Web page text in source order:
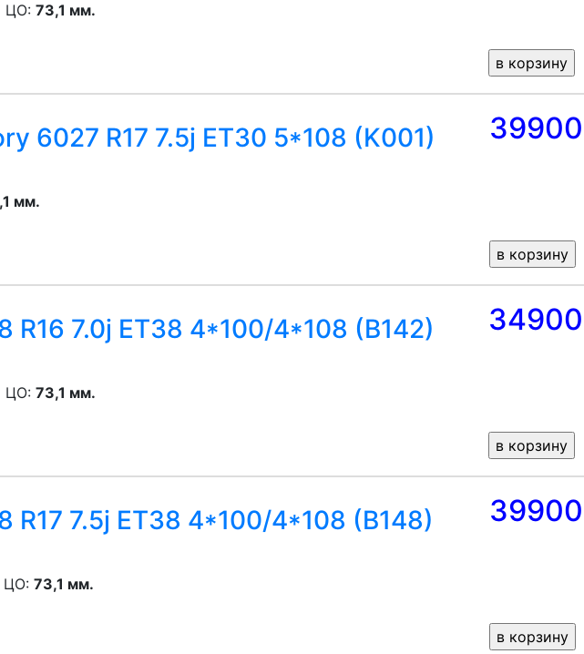
ЦО: 73,1 мм.
6027 R17 7.5j ET30 5*108 (K001)
мм.
39900
R16 7.0j ET38 4*100/4*108 (B142)
ЦО: 73,1 мм.
34900
R17 7.5j ET38 4*100/4*108 (B148)
ЦО: 73,1 мм.
39900